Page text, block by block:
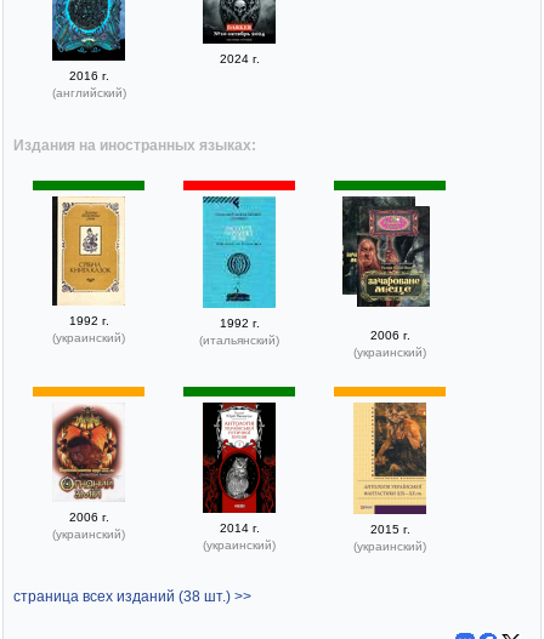
2016 г.
(английский)
2024 г.
Издания на иностранных языках:
1992 г.
(украинский)
1992 г.
(итальянский)
2006 г.
(украинский)
2006 г.
(украинский)
2014 г.
(украинский)
2015 г.
(украинский)
страница всех изданий (38 шт.) >>